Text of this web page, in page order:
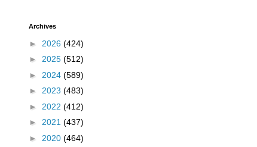
Archives
► 2026 (424)
► 2025 (512)
► 2024 (589)
► 2023 (483)
► 2022 (412)
► 2021 (437)
► 2020 (464)